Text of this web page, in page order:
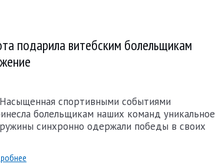
подарила витебским болельщикам
спортивными событиями
болельщикам наших команд уникальное
синхронно одержали победы в своих